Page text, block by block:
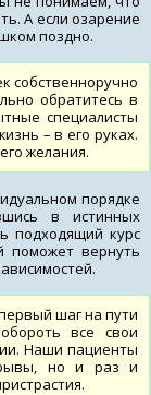
А если озарение
поздно.
собственноручно
обратитесь в
специалисты
– в его руках.
желания.
порядке
в истинных
подходящий курс
поможет вернуть
шаг на пути
все свои
Наши пациенты
но и раз и